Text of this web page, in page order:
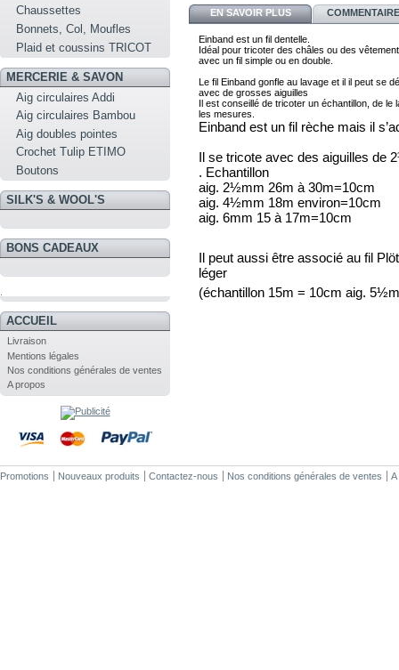
Chaussettes
Bonnets, Col, Moufles
Plaid et coussins TRICOT
MERCERIE & SAVON
Aig circulaires Addi
Aig circulaires Bambou
Aig doubles pointes
Crochet Tulip ETIMO
Boutons
SILK'S & WOOL'S
BONS CADEAUX
ACCUEIL
Livraison
Mentions légales
Nos conditions générales de ventes
A propos
EN SAVOIR PLUS
Einband est un fil dentelle.
Idéal pour tricoter des châles ou des
avec un fil simple ou en double.
Le fil Einband gonfle au lavage et il il peut se
Il est conseillé de tricoter un échantillon, de le
les mesures.
Einband est un fil rèche mais il
Il se tricote avec des aiguilles de
. Echantillon
aig. 2½mm 26m à 30m=10cm
aig. 4½mm 18m environ=10cm
aig. 6mm 15 à 17m=10cm
Il peut aussi être associé au fil
léger
(échantillon 15m = 10cm aig.
Promotions Nouveaux produits Contactez-nous Nos conditions générales de ventes A